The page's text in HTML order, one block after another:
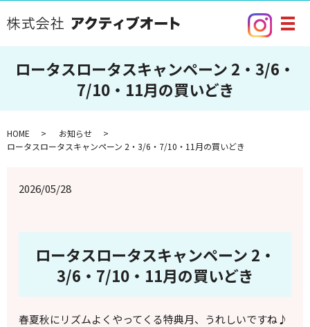
メ
ロータスロータスキャンペーン 2・3/6・
7/10・11月の買いどき
HOME
お知らせ
ロータスロータスキャンペーン 2・3/6・7/10・11月の買いどき
2026/05/28
ロータスロータスキャンペーン 2・
3/6・7/10・11月の買いどき
春夏秋にリズムよくやってくる特典月、うれしいですね♪